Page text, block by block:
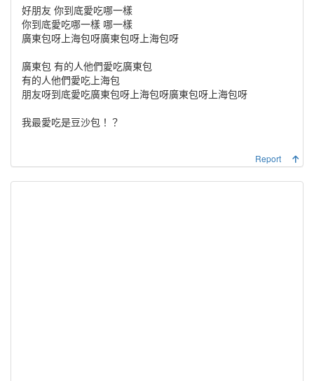
好朋友 你到底愛吃哪一樣
你到底愛吃哪一樣 哪一樣
廣東包呀上海包呀廣東包呀上海包呀
廣東包 有的人他們愛吃廣東包
有的人他們愛吃上海包
朋友呀到底愛吃廣東包呀上海包呀廣東包呀上海包呀
我最愛吃是豆沙包！？
Report